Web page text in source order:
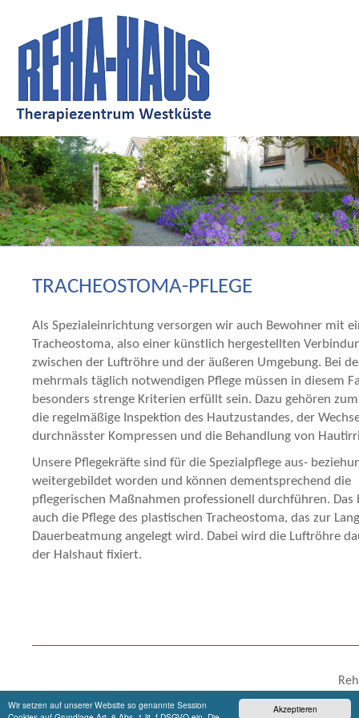
Akzeptieren
Wir setzen auf unserer Website so genannte Session
TRACHEOSTOMA-PFLEGE
Als Spezialeinrichtung versorgen wir auch Bewohner mit
Tracheostoma, also einer künstlich hergestellten
zwischen der Luftröhre und der äußeren Umgebung. Bei
mehrmals täglich notwendigen Pflege müssen in diesem
besonders strenge Kriterien erfüllt sein. Dazu gehören
die regelmäßige Inspektion des Hautzustandes, der
durchnässter Kompressen und die Behandlung von
Unsere Pflegekräfte sind für die Spezialpflege aus-
weitergebildet worden und können dementsprechend die
pflegerischen Maßnahmen professionell durchführen.
auch die Pflege des plastischen Tracheostoma, das zur
Dauerbeatmung angelegt wird. Dabei wird die Luftröhre
der Halshaut fixiert.
25712